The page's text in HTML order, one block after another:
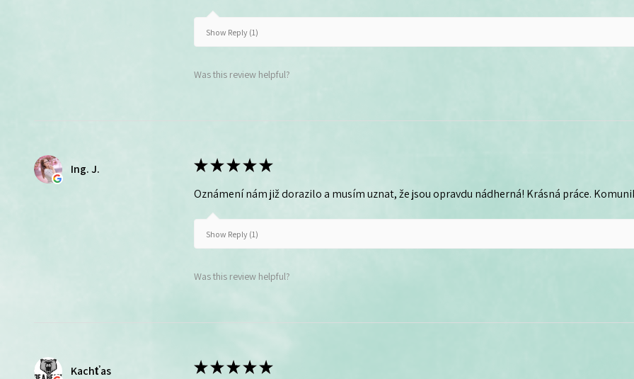
Show Reply (1)
Was this review helpful?
Ing. J. ★★★★★
Oznámení nám již dorazilo a musím uznat, že jsou opravdu nádherná! Krásná práce.
Show Reply (1)
Was this review helpful?
Kachťas ★★★★★